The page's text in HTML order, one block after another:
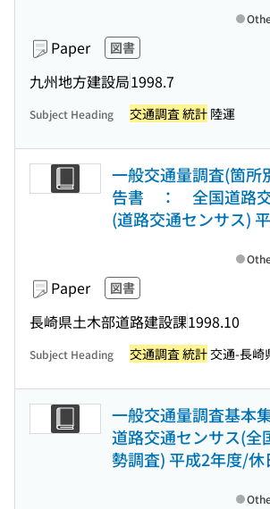
Paper 図書
九州地方建設局1998.7
Subject Heading 交通調査 統計 陸運
一般交通量調査(箇所
告書 ： 全国道路交
(道路交通センサス)
Paper 図書
長崎県土木部道路建設課1998.10
Subject Heading 交通調査 統計交通-長崎
一般交通量調査基
道路交通センサス(全
勢調査) 平成2年度/休